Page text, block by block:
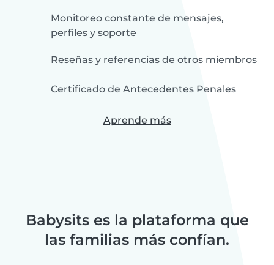
Monitoreo constante de mensajes,
perfiles y soporte
Reseñas y referencias de otros miembros
Certificado de Antecedentes Penales
Aprende más
Babysits es la plataforma que
las familias más confían.